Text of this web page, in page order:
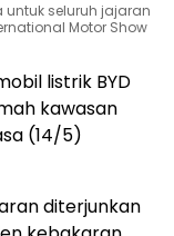
untuk seluruh jajaran
Motor Show
listrik BYD
kawasan
(14/5)
diterjunkan